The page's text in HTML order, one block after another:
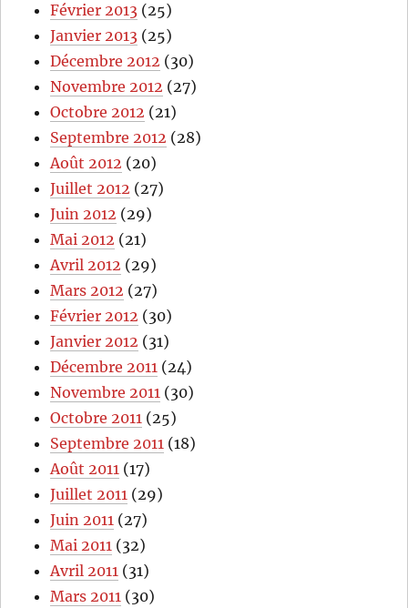
Février 2013 (25)
Janvier 2013 (25)
Décembre 2012 (30)
Novembre 2012 (27)
Octobre 2012 (21)
Septembre 2012 (28)
Août 2012 (20)
Juillet 2012 (27)
Juin 2012 (29)
Mai 2012 (21)
Avril 2012 (29)
Mars 2012 (27)
Février 2012 (30)
Janvier 2012 (31)
Décembre 2011 (24)
Novembre 2011 (30)
Octobre 2011 (25)
Septembre 2011 (18)
Août 2011 (17)
Juillet 2011 (29)
Juin 2011 (27)
Mai 2011 (32)
Avril 2011 (31)
Mars 2011 (30)